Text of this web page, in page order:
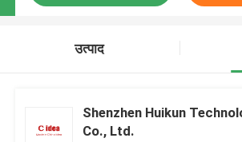
उत्पाद
Shenzhen Huikun
Co., Ltd.